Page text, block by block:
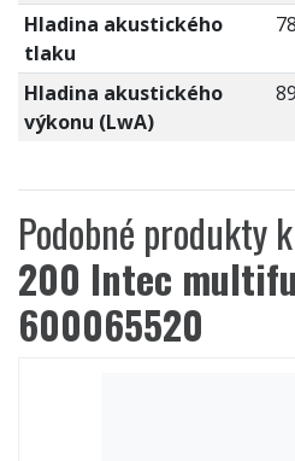
Hladina akustického
tlaku
Hladina akustického
výkonu (LwA)
Podobné produkty k
200 Intec
600065520